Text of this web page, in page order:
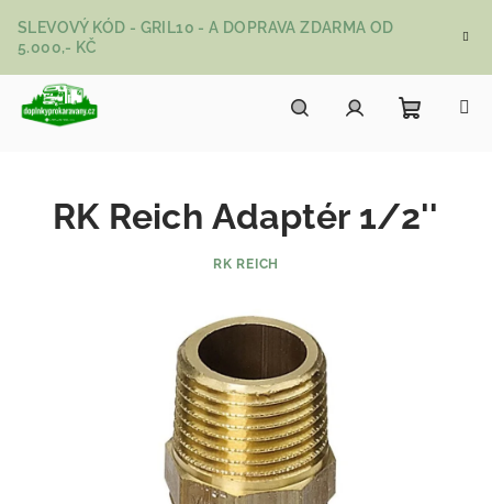
SLEVOVÝ KÓD - GRIL10 - A DOPRAVA ZDARMA OD
5.000,- KČ
RK Reich Adaptér 1/2''
RK REICH